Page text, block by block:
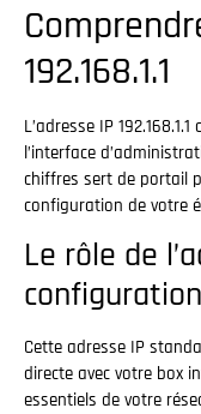
192.168.1.1
L’adresse IP
l’interface
chiffres sert de portail
configuration de votre
Le rôle de
configuration
Cette adresse IP
directe avec votre box
essentiels de votre